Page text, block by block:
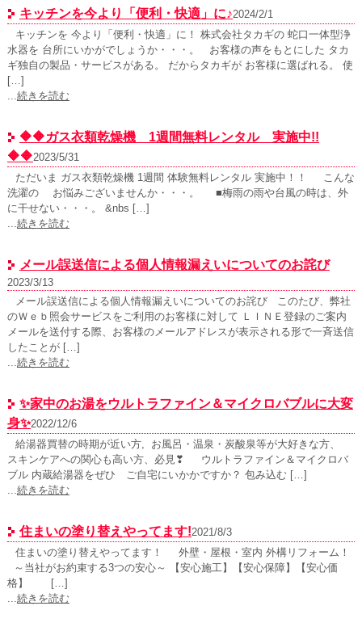
キッチンを今より「便利・快適」に♪2024/2/1
キッチンを 今より「便利・快適」に！ 株式会社タカギの 蛇口一体型浄
水器を 台所にいかがでしょうか・・・。 お客様の声をもとにした タカ
ギ独自の製品・サービスがある。 だからタカギが お客様に選ばれる。 使
[…]
続きを読む
🔶🔶ガス衣類乾燥機 1週間無料レンタル 実施中!!
🔶🔶2023/5/31
ただいま ガス衣類乾燥機 1週間 体験無料レンタル 実施中！！ こんな
洗濯の お悩みございませんか・・・。 ■梅雨の雨や台風の時は、外
に干せない・・・。 &nbs […]
続きを読む
メール誤送信による個人情報漏えいについてのお詫び
2023/3/13
メール誤送信による個人情報漏えいについてのお詫び このたび、弊社
のＷｅｂ照会サービスをご利用のお客様に対して ＬＩＮＥ登録のご案内
メールを送付する際、お客様のメールアドレスが表示される形で一斉送信
したことが […]
続きを読む
✨家中のお湯をウルトラファイン＆マイクロバブルに大変
身✨2022/12/6
給湯器買替の時期が近い方, お風呂・温泉・炭酸泉等が大好きな方、
スキンケアへの関心も高い方、必見❣ ウルトラファイン＆マイクロバ
ブル 内蔵給湯器をぜひ ご自宅にいかかですか？ 包み込む […]
続きを読む
住まいの塗り替えやってます!2021/8/3
住まいの塗り替えやってます！ 外壁・屋根・室内 外構リフォーム！
～当社がお約束する3つの安心～ 【安心施工】【安心保障】【安心価
格】 […]
続きを読む